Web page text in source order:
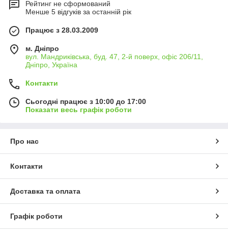
Рейтинг не сформований
Менше 5 відгуків за останній рік
Працює з 28.03.2009
м. Дніпро
вул. Мандриківська, буд. 47, 2-й поверх, офіс 206/11,
Дніпро, Україна
Контакти
Сьогодні працює з 10:00 до 17:00
Показати весь графік роботи
Про нас
Контакти
Доставка та оплата
Графік роботи